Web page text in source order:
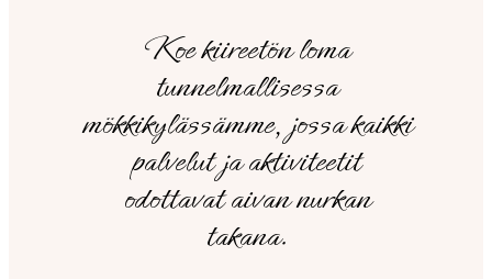
Koe kiireetön loma
tunnelmallisessa
mökkikylässämme, jossa kaikki
palvelut ja aktiviteetit
odottavat aivan nurkan
takana.